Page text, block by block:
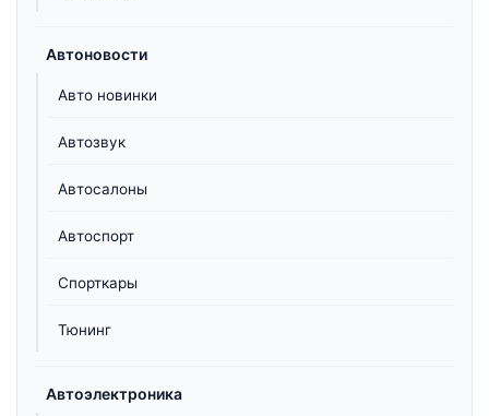
Автоновости
Авто новинки
Автозвук
Автосалоны
Автоспорт
Спорткары
Тюнинг
Автоэлектроника